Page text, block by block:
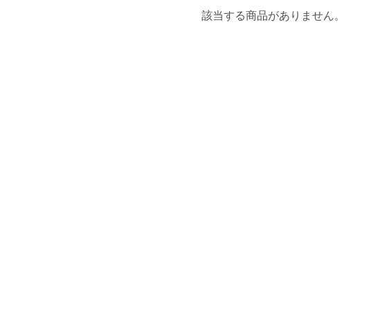
該当する商品がありません。